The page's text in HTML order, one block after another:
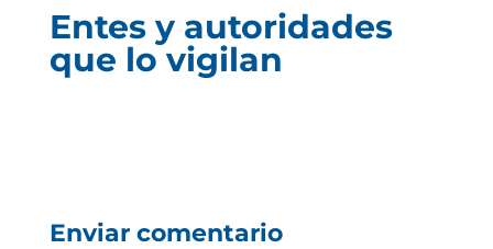
Entes y autoridades
que lo vigilan
Enviar comentario